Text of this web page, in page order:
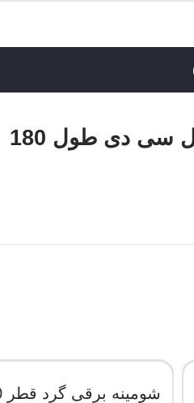
سی دی طول 180
شومینه برقی گرد قطر 70